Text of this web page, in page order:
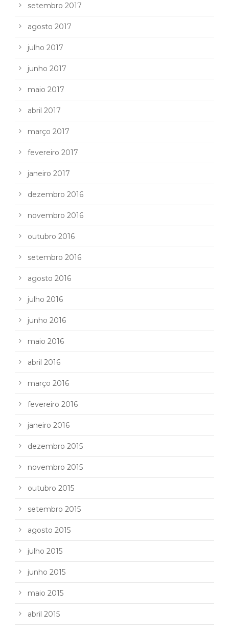
setembro 2017
agosto 2017
julho 2017
junho 2017
maio 2017
abril 2017
março 2017
fevereiro 2017
janeiro 2017
dezembro 2016
novembro 2016
outubro 2016
setembro 2016
agosto 2016
julho 2016
junho 2016
maio 2016
abril 2016
março 2016
fevereiro 2016
janeiro 2016
dezembro 2015
novembro 2015
outubro 2015
setembro 2015
agosto 2015
julho 2015
junho 2015
maio 2015
abril 2015